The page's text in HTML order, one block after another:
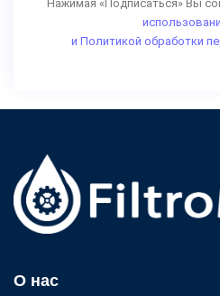
Нажимая «Подписаться» Вы
и Политикой обработки
О нас